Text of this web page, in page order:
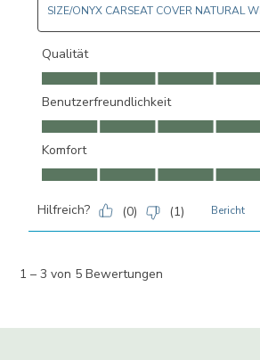
SIZE/ONYX CARSEAT COVER NATURAL
Qualität
Qualität, 5.0 von 5
Benutzerfreundlichkeit
Benutzerfreundlichkeit, 5.0 von 5
Komfort
Komfort, 5.0 von 5
Hilfreich? (0) (1) Bericht
1 – 3 von 5 Bewertungen